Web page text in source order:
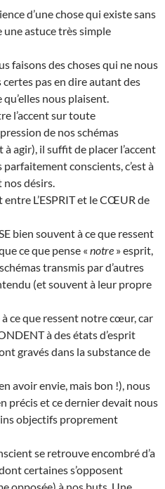
d’une chose qui existe sans
une astuce très simple
faisons des choses qui ne nous
pas en dire autant des
nous plaisent.
l’accent sur toute
de nos schémas
agir), il suffit de placer l’accent
conscients, c’est à
désirs.
L’ESPRIT et le CŒUR de
bien souvent à ce que ressent
ce que pense « notre » esprit,
transmis par d’autres
(et souvent à leur propre
ce que ressent notre cœur, car
à des états d’esprit
gravés dans la substance de
avoir envie, mais bon !), nous
précis et ce dernier devait nous
objectifs proprement
se retrouve encombré d’a
certaines s’opposent
opposée) à nos buts. Une